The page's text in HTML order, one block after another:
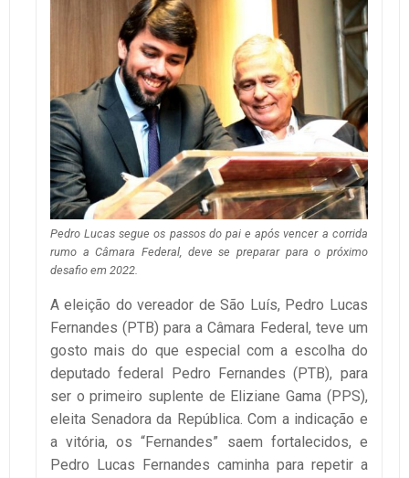
Pedro Lucas segue os passos do pai e após vencer a corrida
rumo a Câmara Federal, deve se preparar para o próximo
desafio em 2022.
A eleição do vereador de São Luís, Pedro Lucas
Fernandes (PTB) para a Câmara Federal, teve um
gosto mais do que especial com a escolha do
deputado federal Pedro Fernandes (PTB), para
ser o primeiro suplente de Eliziane Gama (PPS),
eleita Senadora da República. Com a indicação e
a vitória, os “Fernandes” saem fortalecidos, e
Pedro Lucas Fernandes caminha para repetir a